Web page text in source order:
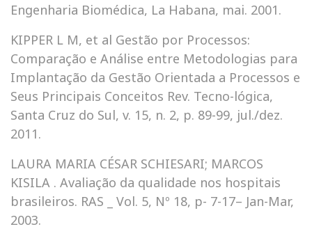
Engenharia Biomédica, La Habana, mai. 2001.
KIPPER L M, et al Gestão por Processos:
Comparação e Análise entre Metodologias para
Implantação da Gestão Orientada a Processos e
Seus Principais Conceitos Rev. Tecno-lógica,
Santa Cruz do Sul, v. 15, n. 2, p. 89-99, jul./dez.
2011.
LAURA MARIA CÉSAR SCHIESARI; MARCOS
KISILA . Avaliação da qualidade nos hospitais
brasileiros. RAS _ Vol. 5, Nº 18, p- 7-17– Jan-Mar,
2003.